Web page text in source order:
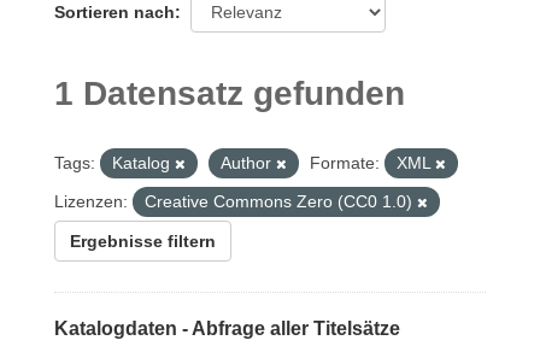
Sortieren nach
1 Datensatz gefunden
Tags: Katalog Author Formate:
XML
Lizenzen:
Creative Commons Zero (CC0 1.0)
Ergebnisse filtern
Katalogdaten - Abfrage aller Titelsätze